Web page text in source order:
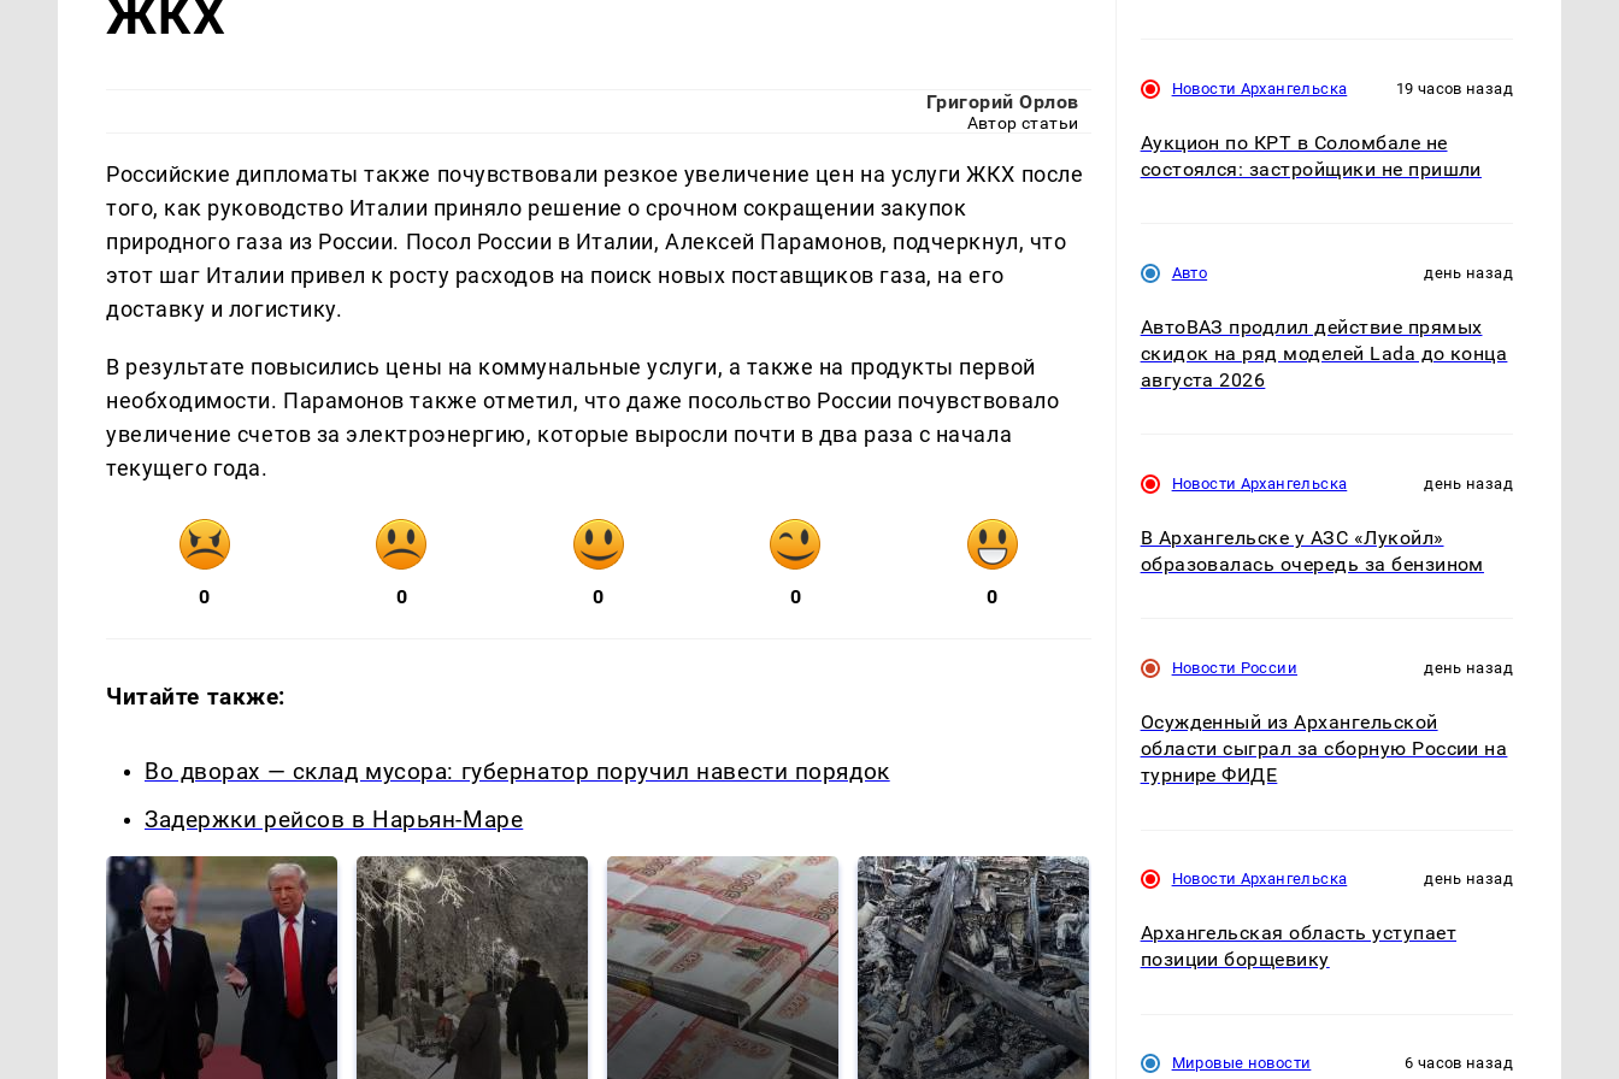
ЖКХ
Григорий Орлов
Автор статьи
Российские дипломаты также почувствовали резкое увеличение цен на услуги ЖКХ после
того, как руководство Италии приняло решение о срочном сокращении закупок
природного газа из России. Посол России в Италии, Алексей Парамонов, подчеркнул, что
этот шаг Италии привел к росту расходов на поиск новых поставщиков газа, на его
доставку и логистику.
В результате повысились цены на коммунальные услуги, а также на продукты первой
необходимости. Парамонов также отметил, что даже посольство России почувствовало
увеличение счетов за электроэнергию, которые выросли почти в два раза с начала
текущего года.
0 0 0 0 0
Читайте также:
Во дворах — склад мусора: губернатор поручил навести порядок
Задержки рейсов в Нарьян-Маре
Новости Архангельска 19 часов назад
Аукцион по КРТ в Соломбале не
состоялся: застройщики не пришли
Авто день назад
АвтоВАЗ продлил действие прямых
скидок на ряд моделей Lada до конца
августа 2026
Новости Архангельска день назад
В Архангельске у АЗС «Лукойл»
образовалась очередь за бензином
Новости России день назад
Осужденный из Архангельской
области сыграл за сборную России на
турнире ФИДЕ
Новости Архангельска день назад
Архангельская область уступает
позиции борщевику
Мировые новости 6 часов назад